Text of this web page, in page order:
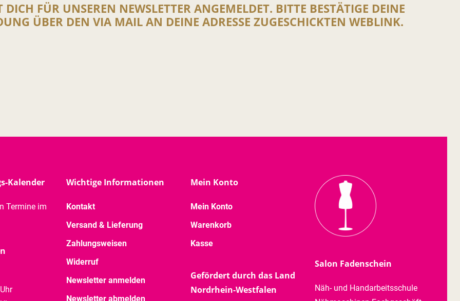
DICH FÜR UNSEREN NEWSLETTER ANGEMELDET. BITTE BESTÄTIGE DEINE
ÜBER DEN VIA MAIL AN DEINE ADRESSE ZUGESCHICKTEN WEBLINK.
Kalender
Termine im
Wichtige Informationen
Kontakt
Versand & Lieferung
Zahlungsweisen
Widerruf
Newsletter anmelden
Newsletter abmelden
Mein Konto
Mein Konto
Warenkorb
Kasse
Gefördert durch das Land
Nordrhein-Westfalen
Salon Fadenschein
Näh- und Handarbeitsschule